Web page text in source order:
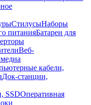
СтилусыНаборы
питанияБатареи для
Веб-
кабели,
Док-станции,
SSDОперативная